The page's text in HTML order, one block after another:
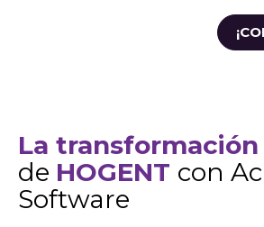
La
de HOGENT con
Software